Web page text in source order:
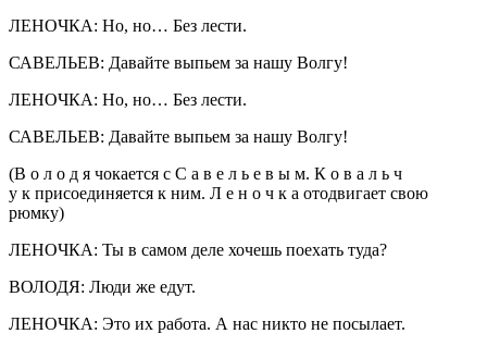
ЛЕНОЧКА: Но, но… Без лести.
САВЕЛЬЕВ: Давайте выпьем за нашу Волгу!
ЛЕНОЧКА: Но, но… Без лести.
САВЕЛЬЕВ: Давайте выпьем за нашу Волгу!
(В о л о д я чокается с С а в е л ь е в ы м. К о в а л ь ч
у к присоединяется к ним. Л е н о ч к а отодвигает свою
рюмку)
ЛЕНОЧКА: Ты в самом деле хочешь поехать туда?
ВОЛОДЯ: Люди же едут.
ЛЕНОЧКА: Это их работа. А нас никто не посылает.